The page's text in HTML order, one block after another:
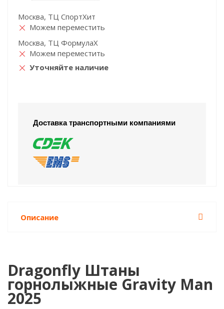
Москва, ТЦ СпортХит
Можем переместить
Москва, ТЦ ФормулаХ
Можем переместить
Уточняйте наличие
Доставка транспортными компаниями
Описание
Dragonfly Штаны
горнолыжные Gravity Man
2025